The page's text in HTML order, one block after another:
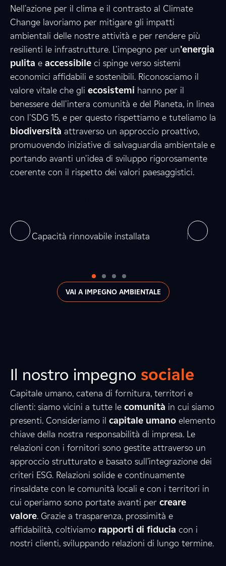
Nell'azione per il clima e il contrasto al Climate
Change lavoriamo per mitigare gli impatti
ambientali delle nostre attività e per rendere più
resilienti le infrastrutture. L'impegno per un'energia
pulita e accessibile ci spinge verso sistemi
economici affidabili e sostenibili. Riconosciamo il
valore vitale che gli ecosistemi hanno per il
benessere dell'intera comunità e del Pianeta, in linea
con l'SDG 15, e per questo rispettiamo e tuteliamo la
biodiversità attraverso un approccio proattivo,
promuovendo iniziative di salvaguardia ambientale e
portando avanti un'idea di sviluppo rigorosamente
coerente con il rispetto dei valori paesaggistici.
0
3
8
2
4
3
1
3
Capacità rinnovabile installata
0
3
0
4
VAI A IMPEGNO AMBIENTALE
Il nostro impegno sociale
Capitale umano, catena di fornitura, territori e
clienti: siamo vicini a tutte le comunità in cui siamo
presenti. Consideriamo il capitale umano elemento
chiave della nostra responsabilità di impresa. Le
relazioni con i fornitori sono gestite attraverso un
approccio strutturato e basato sull’integrazione dei
criteri ESG. Relazioni solide e continuamente
rinsaldate con le comunità locali e con i territori in
cui operiamo sono portate avanti per creare
valore. Grazie a trasparenza, prossimità e
affidabilità, coltiviamo rapporti di fiducia con i
nostri clienti, sviluppando relazioni di lungo termine.
6
4
2
7
7
5
4
9